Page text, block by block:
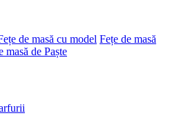
de masă cu model Fețe de masă
masă de Paște​